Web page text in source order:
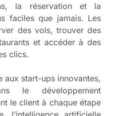
la réservation et la
faciles que jamais. Les
des vols, trouver des
et accéder à des
clics.
aux start-ups innovantes,
le développement
le client à chaque étape